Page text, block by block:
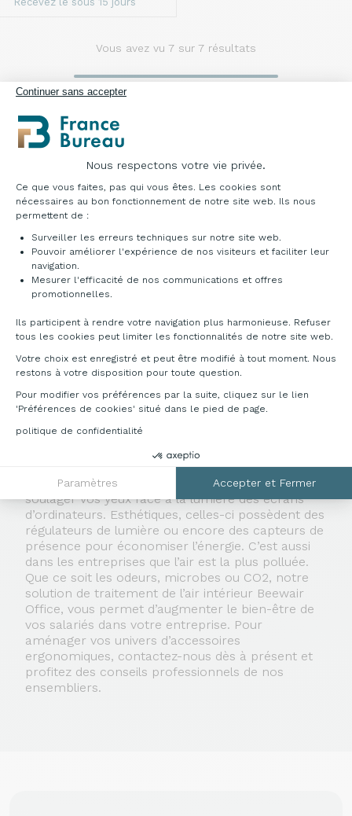
Continuer sans accepter
Nous respectons votre vie privée.
Plateforme de Gestion du Consentement :
Ce que vous faites, pas qui vous êtes. Les cookies sont
nécessaires au bon fonctionnement de notre site web. Ils nous
permettent de :
Surveiller les erreurs techniques sur notre site web.
Pouvoir améliorer l'expérience de nos visiteurs et faciliter leur
navigation.
Mesurer l'efficacité de nos communications et offres
promotionnelles.
Ils participent à rendre votre navigation plus harmonieuse. Refuser
tous les cookies peut limiter les fonctionnalités de notre site web.
Votre choix est enregistré et peut être modifié à tout moment. Nous
restons à votre disposition pour toute question.
Pour modifier vos préférences par la suite, cliquez sur le lien
'Préférences de cookies' situé dans le pied de page.
politique de confidentialité
Paramètres Accepter et Fermer
Axeptio consent
Pouvoir travailler dans le maximum de confort, de
sécurité et d’efficacité possible est l’enjeu principal
de l’ergonomie. En entreprise, cela se traduit par
des accessoires ergonomiques facilitant le bien-
être au travail.
Souvent oublié, le
pieds, il évite l’engourdissement des jambes.
Particulièrement utile pour les personnes de
petites tailles et à celles qui ont besoin de soutenir
le poids de leurs jambes. Pour améliorer la
position du corps et du dos, lesupport écran PC
permet également de prendre de la hauteur ou
regard. Accompagné d’une
votre espace de travail devient à la fois
ergonomique, design et lumineux. Les lampes de
bureaux, de proximité ou non, vous permettent de
soulager vos yeux face à la lumière des écrans
d’ordinateurs. Esthétiques, celles-ci possèdent des
régulateurs de lumière ou encore des capteurs de
présence pour économiser l’énergie. C’est aussi
dans les entreprises que l’air est la plus polluée.
Que ce soit les odeurs, microbes ou CO2, notre
solution de traitement de l’air intérieur Beewair
Office, vous permet d’augmenter le bien-être de
vos salariés dans votre entreprise. Pour
aménager vos univers d’accessoires
ergonomiques, contactez-nous dès à présent et
profitez des conseils professionnels de nos
ensembliers.
Vous avez vu 7 sur 7 résultats